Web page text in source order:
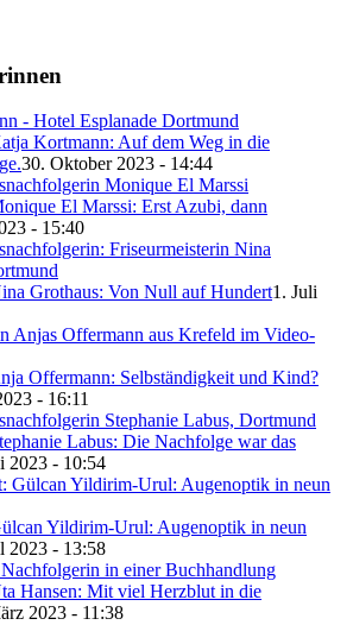
Kortmann: Auf dem Weg in die
30. Oktober 2023 - 14:44
El Marssi: Erst Azubi, dann
- 15:40
Grothaus: Von Null auf Hundert1. Juli
Offermann: Selbständigkeit und Kind?
- 16:11
Labus: Die Nachfolge war das
2023 - 10:54
Yildirim-Urul: Augenoptik in neun
2023 - 13:58
Hansen: Mit viel Herzblut in die
2023 - 11:38